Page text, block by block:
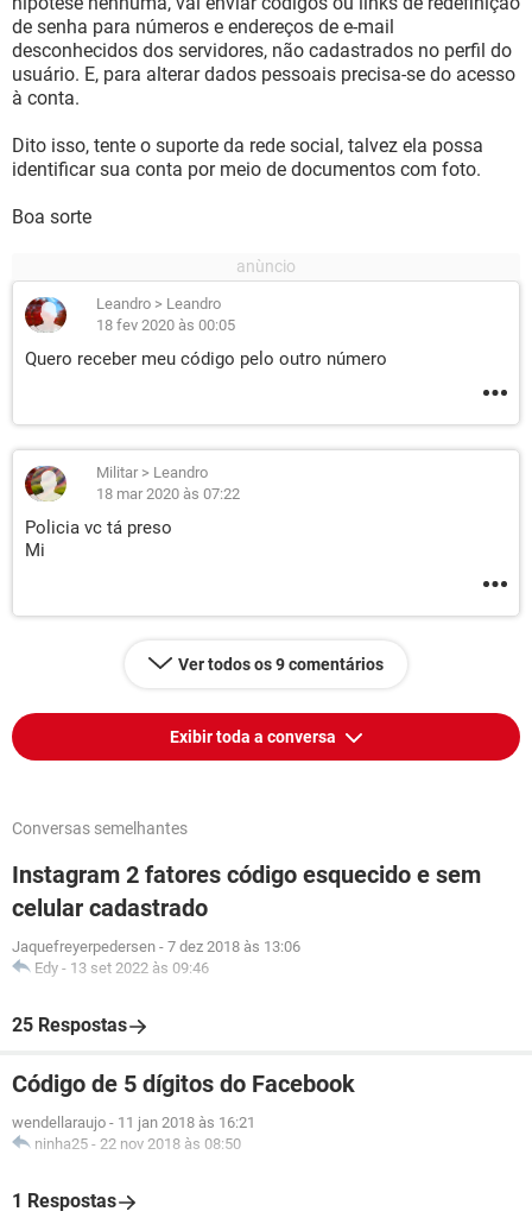
de senha para números e endereços de e-mail
desconhecidos dos servidores, não cadastrados no perfil do
usuário. E, para alterar dados pessoais precisa-se do acesso
à conta.
Dito isso, tente o suporte da rede social, talvez ela possa
identificar sua conta por meio de documentos com foto.
Boa sorte
Leandro > Leandro
18 fev 2020 às 00:05
Quero receber meu código pelo outro número
Militar > Leandro
18 mar 2020 às 07:22
Policia vc tá preso
Mi
Ver todos os 9 comentários
Exibir toda a conversa
Conversas semelhantes
Instagram 2 fatores código esquecido e sem
celular cadastrado
Jaquefreyerpedersen - 7 dez 2018 às 13:06
Edy - 13 set 2022 às 09:46
25 Respostas
Código de 5 dígitos do Facebook
wendellaraujo - 11 jan 2018 às 16:21
ninha25 - 22 nov 2018 às 08:50
1 Respostas